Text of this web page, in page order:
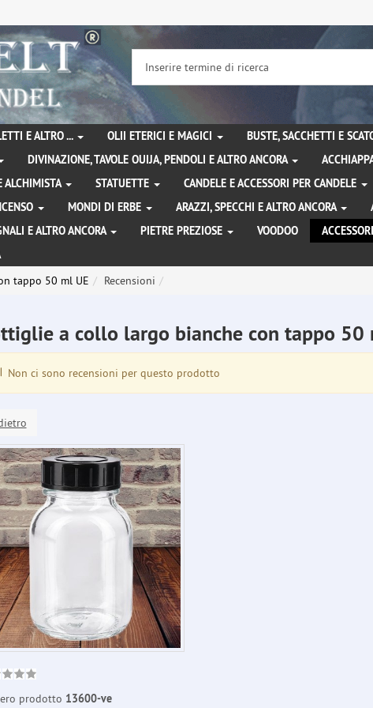
E ALTRO ... OLII ETERICI E MAGICI
BUSTE, SACCHETTI E
DIVINAZIONE, TAVOLE OUIJA, PENDOLI E ALTRO ANCORA
ALCHIMISTA STATUETTE
CANDELE E ACCESSORI PER CANDELE
MONDI DI ERBE ARAZZI, SPECCHI E ALTRO ANCORA
E ALTRO ANCORA PIETRE PREZIOSE VOODOO
ACCESSORI
tappo 50 ml UE Recensioni
a collo largo bianche con tappo 50
Non ci sono recensioni per questo prodotto
prodotto 13600-ve